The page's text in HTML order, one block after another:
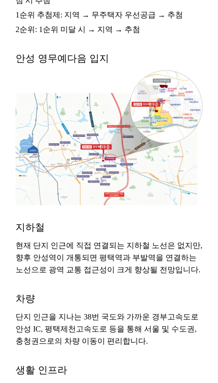
1순위 추첨제: 지역 → 무주택자 우선공급 → 추첨
2순위: 1순위 미달 시 → 지역 → 추첨
안성 영무예다음 입지
지하철
현재 단지 인근에 직접 연결되는 지하철 노선은 없지만,
향후 안성역이 개통되면 평택역과 부발역을 연결하는
노선으로 광역 교통 접근성이 크게 향상될 전망입니다.
차량
단지 인근을 지나는 38번 국도와 가까운 경부고속도로
안성 IC, 평택제천고속도로 등을 통해 서울 및 수도권,
충청권으로의 차량 이동이 편리합니다.
생활 인프라